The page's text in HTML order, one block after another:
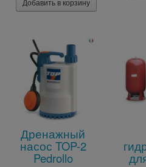
Дренажный
насос TOP-2
Pedrollo